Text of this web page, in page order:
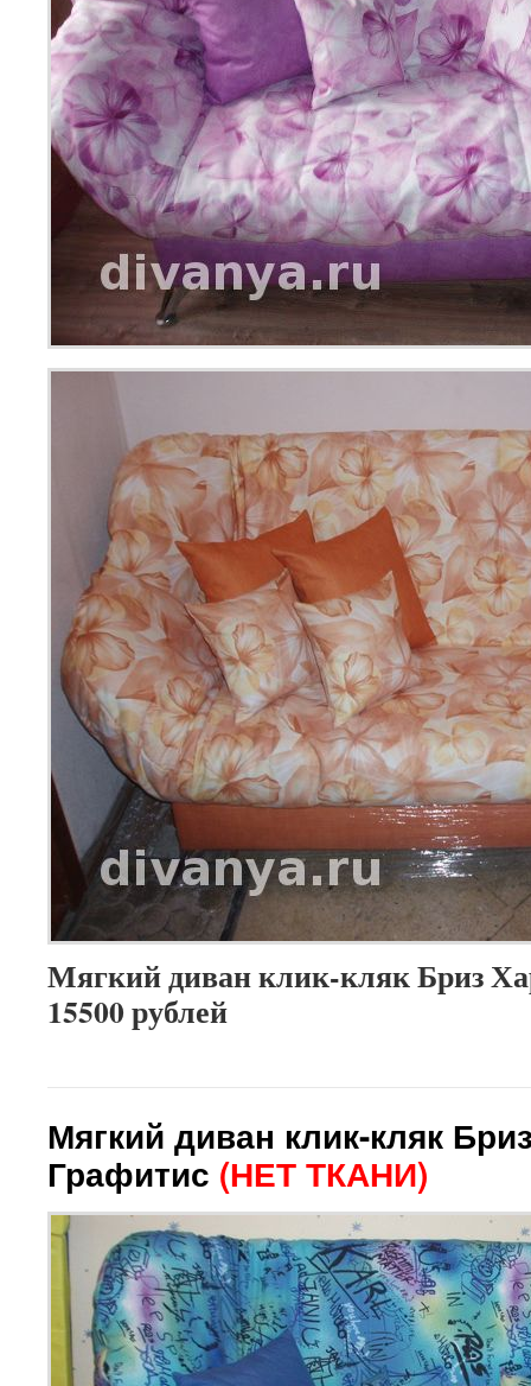
Мягкий диван клик-кляк Бриз
15500 рублей
Мягкий диван клик-кляк
Графитис (НЕТ ТКАНИ)